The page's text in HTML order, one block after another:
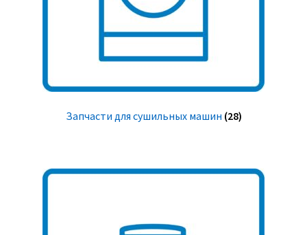
Запчасти для сушильных машин (28)